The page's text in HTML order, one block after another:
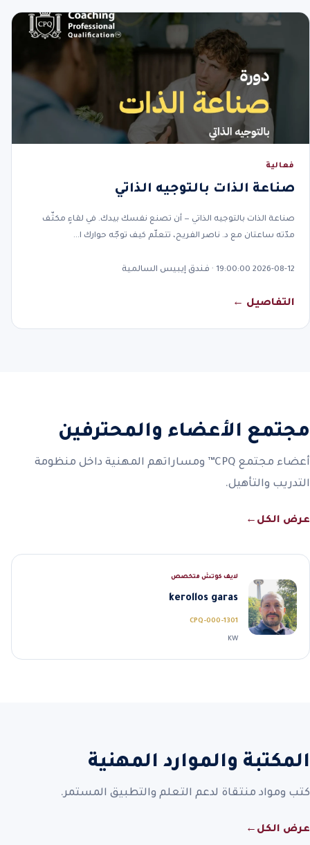
فعالية
صناعة الذات بالتوجيه الذاتي
صناعة الذات بالتوجيه الذاتي — أن تصنع نفسك بيدك. في لقاءٍ مكثّف
مدّته ساعتان مع د. ناصر الفريح، تتعلّم كيف توجّه حوارك ا…
2026-08-12 19:00:00 · فندق إيبيس السالمية
التفاصيل ←
مجتمع الأعضاء والمحترفين
أعضاء مجتمع CPQ™ ومساراتهم المهنية داخل منظومة
التدريب والتأهيل.
عرض الكل ←
لايف كوتش متخصص
kerollos garas
CPQ-000-1301
KW
المكتبة والموارد المهنية
كتب ومواد منتقاة لدعم التعلم والتطبيق المستمر.
عرض الكل ←